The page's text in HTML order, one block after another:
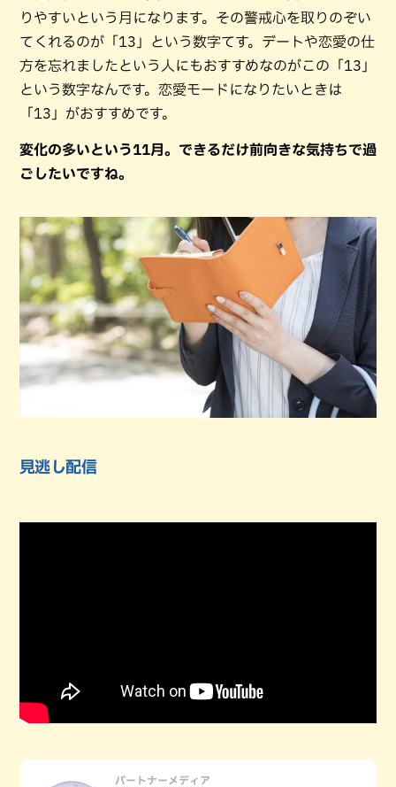
りやすいという月になります。その警戒心を取りのぞい
てくれるのが「13」という数字てす。デートや恋愛の仕
方を忘れましたという人にもおすすめなのがこの「13」
という数字なんです。恋愛モードになりたいときは
「13」がおすすめです。
変化の多いという11月。できるだけ前向きな気持ちで過
ごしたいですね。
見逃し配信
パートナーメディア